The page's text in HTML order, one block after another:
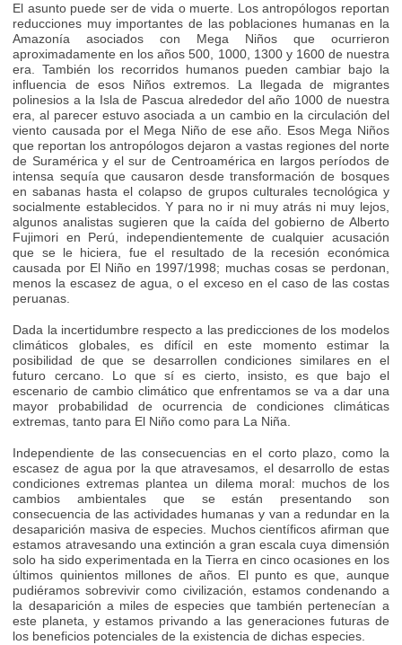
El asunto puede ser de vida o muerte. Los antropólogos reportan
reducciones muy importantes de las poblaciones humanas en la
Amazonía asociados con Mega Niños que ocurrieron
aproximadamente en los años 500, 1000, 1300 y 1600 de nuestra
era. También los recorridos humanos pueden cambiar bajo la
influencia de esos Niños extremos. La llegada de migrantes
polinesios a la Isla de Pascua alrededor del año 1000 de nuestra
era, al parecer estuvo asociada a un cambio en la circulación del
viento causada por el Mega Niño de ese año. Esos Mega Niños
que reportan los antropólogos dejaron a vastas regiones del norte
de Suramérica y el sur de Centroamérica en largos períodos de
intensa sequía que causaron desde transformación de bosques
en sabanas hasta el colapso de grupos culturales tecnológica y
socialmente establecidos. Y para no ir ni muy atrás ni muy lejos,
algunos analistas sugieren que la caída del gobierno de Alberto
Fujimori en Perú, independientemente de cualquier acusación
que se le hiciera, fue el resultado de la recesión económica
causada por El Niño en 1997/1998; muchas cosas se perdonan,
menos la escasez de agua, o el exceso en el caso de las costas
peruanas.
Dada la incertidumbre respecto a las predicciones de los modelos
climáticos globales, es difícil en este momento estimar la
posibilidad de que se desarrollen condiciones similares en el
futuro cercano. Lo que sí es cierto, insisto, es que bajo el
escenario de cambio climático que enfrentamos se va a dar una
mayor probabilidad de ocurrencia de condiciones climáticas
extremas, tanto para El Niño como para La Niña.
Independiente de las consecuencias en el corto plazo, como la
escasez de agua por la que atravesamos, el desarrollo de estas
condiciones extremas plantea un dilema moral: muchos de los
cambios ambientales que se están presentando son
consecuencia de las actividades humanas y van a redundar en la
desaparición masiva de especies. Muchos científicos afirman que
estamos atravesando una extinción a gran escala cuya dimensión
solo ha sido experimentada en la Tierra en cinco ocasiones en los
últimos quinientos millones de años. El punto es que, aunque
pudiéramos sobrevivir como civilización, estamos condenando a
la desaparición a miles de especies que también pertenecían a
este planeta, y estamos privando a las generaciones futuras de
los beneficios potenciales de la existencia de dichas especies.